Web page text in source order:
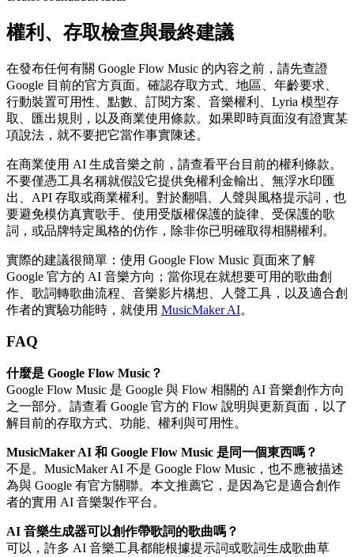
權利、存取檢查與最終建議
在發布任何有關 Google Flow Music 的內容之前，請先查證
Google 目前的官方頁面。確認存取方式、地區、年齡要求、
行動裝置可用性、點數、訂閱方案、音樂權利、Lyria 模型存
取、匯出規則，以及商業使用條款。如果即時頁面沒有證實某
項說法，就不要把它當作事實陳述。
在商業使用 AI 生成音樂之前，請查看平台目前的權利條款。
不要僅憑工具名稱就假設它提供免權利金輸出、無浮水印匯
出、API 存取或商業權利。對於翻唱、人聲與風格提示詞，也
要避免模仿真實歌手、使用受版權保護的旋律、受保護的歌
詞，或品牌特定風格的仿作，除非你已明確取得相關權利。
實際的建議很簡單：使用 Google Flow Music 頁面來了解
Google 官方的 AI 音樂方向；當你現在就想要可用的歌曲創
作、歌詞轉歌曲流程、音樂影片構想、人聲工具，以及適合創
作者的實驗功能時，就使用 MusicMaker AI。
FAQ
什麼是 Google Flow Music？
Google Flow Music 是 Google 與 Flow 相關的 AI 音樂創作方向
之一部分。請查看 Google 官方的 Flow 說明與更新頁面，以了
解目前的存取方式、功能、權利與可用性。
MusicMaker AI 和 Google Flow Music 是同一個東西嗎？
不是。MusicMaker AI 不是 Google Flow Music，也不應被描述
為與 Google 有官方關聯。本文推薦它，是因為它是適合創作
者的實用 AI 音樂製作平台。
AI 音樂生成器可以創作帶歌詞的歌曲嗎？
可以，許多 AI 音樂工具都能根據提示詞或歌詞生成歌曲草